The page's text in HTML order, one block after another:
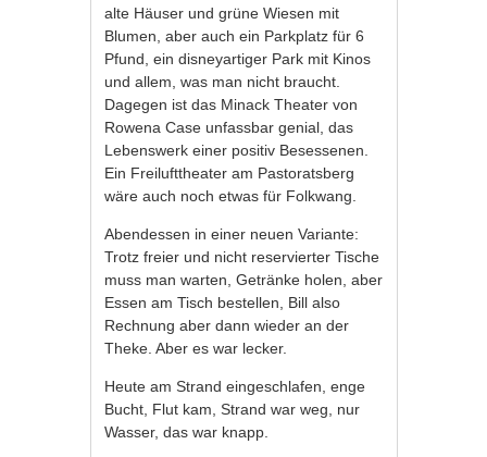
alte Häuser und grüne Wiesen mit
Blumen, aber auch ein Parkplatz für 6
Pfund, ein disneyartiger Park mit Kinos
und allem, was man nicht braucht.
Dagegen ist das Minack Theater von
Rowena Case unfassbar genial, das
Lebenswerk einer positiv Besessenen.
Ein Freilufttheater am Pastoratsberg
wäre auch noch etwas für Folkwang.
Abendessen in einer neuen Variante:
Trotz freier und nicht reservierter Tische
muss man warten, Getränke holen, aber
Essen am Tisch bestellen, Bill also
Rechnung aber dann wieder an der
Theke. Aber es war lecker.
Heute am Strand eingeschlafen, enge
Bucht, Flut kam, Strand war weg, nur
Wasser, das war knapp.